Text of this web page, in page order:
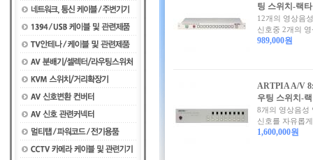
팅 스위치-랙
12개의 영상음
신호중 2개의 영
989,000원
ARTPIA A/V
우팅 스위치-
8개의 영상음성
신호를 자유롭
1,600,000원